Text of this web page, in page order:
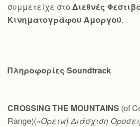
συμμετείχε στο Διεθνές
Κινηματογράφου Αμοργού.
Πληροφορίες Soundtrack
CROSSINGTHE MOUNTAINS (of
Range)(«Ορεινή Διάσχιση